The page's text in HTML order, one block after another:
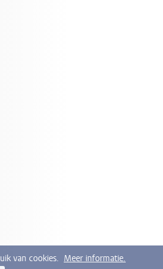
van cookies. Meer informatie.